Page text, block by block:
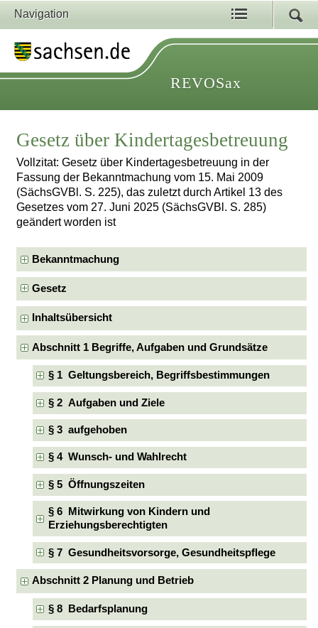
Navigation
REVOSax
Gesetz über Kindertagesbetreuung
Vollzitat: Gesetz über Kindertagesbetreuung in der
Fassung der Bekanntmachung vom 15. Mai 2009
(SächsGVBl. S. 225), das zuletzt durch Artikel 13 des
Gesetzes vom 27. Juni 2025 (SächsGVBl. S. 285)
geändert worden ist
Bekanntmachung
Gesetz
Inhaltsübersicht
Abschnitt 1 Begriffe, Aufgaben und Grundsätze
§ 1 Geltungsbereich, Begriffsbestimmungen
§ 2 Aufgaben und Ziele
§ 3 aufgehoben
§ 4 Wunsch- und Wahlrecht
§ 5 Öffnungszeiten
§ 6 Mitwirkung von Kindern und
Erziehungsberechtigten
§ 7 Gesundheitsvorsorge, Gesundheitspflege
Abschnitt 2 Planung und Betrieb
§ 8 Bedarfsplanung